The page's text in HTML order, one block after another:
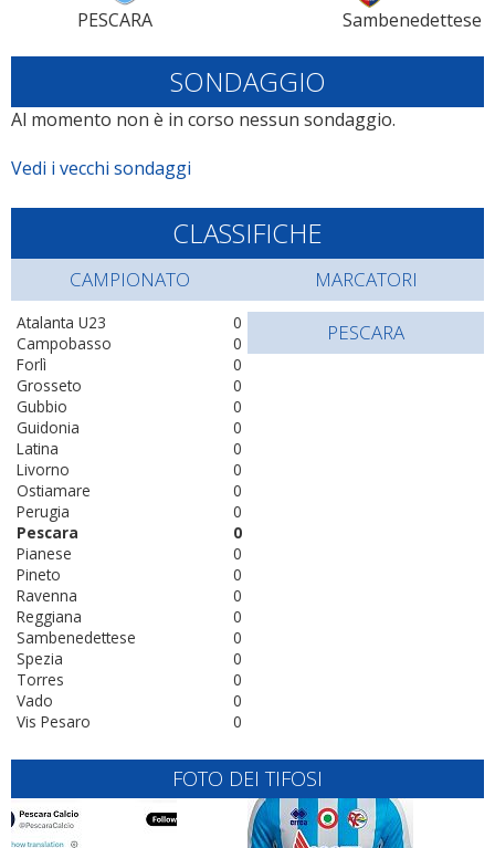
PESCARA Sambenedettese
SONDAGGIO
Al momento non è in corso nessun sondaggio.
Vedi i vecchi sondaggi
CLASSIFICHE
CAMPIONATO
0
Atalanta U23
0
Campobasso
0
Forlì
0
Grosseto
0
Gubbio
0
Guidonia
0
Latina
0
Livorno
0
Ostiamare
0
Perugia
0
Pescara
0
Pianese
0
Pineto
0
Ravenna
0
Reggiana
0
Sambenedettese
0
Spezia
0
Torres
0
Vado
0
Vis Pesaro
MARCATORI
PESCARA
FOTO DEI TIFOSI